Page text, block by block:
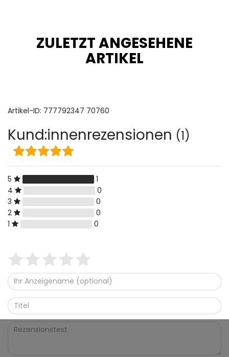
ZULETZT ANGESEHENE
ARTIKEL
Artikel-ID: 777792347 70760
Kund:innenrezensionen (1)
5
1
4
0
3
0
2
0
1
0